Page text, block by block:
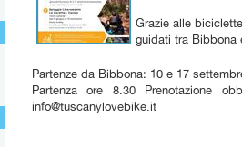
Grazie alle
guidati tra Bibbona
Partenze da Bibbona: 10 e 17
Partenza ore 8.30 Prenotazione
info@tuscanylovebike.it